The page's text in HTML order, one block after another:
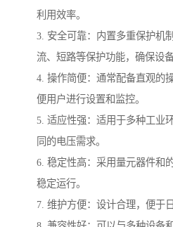
利用效率。
3. 安全可靠：内置多重保护机
流、短路等保护功能，确保设
4. 操作简便：通常配备直观的
便用户进行设置和监控。
5. 适应性强：适用于多种工业
同的电压需求。
6. 稳定性高：采用量元器件和
稳定运行。
7. 维护方便：设计合理，便于